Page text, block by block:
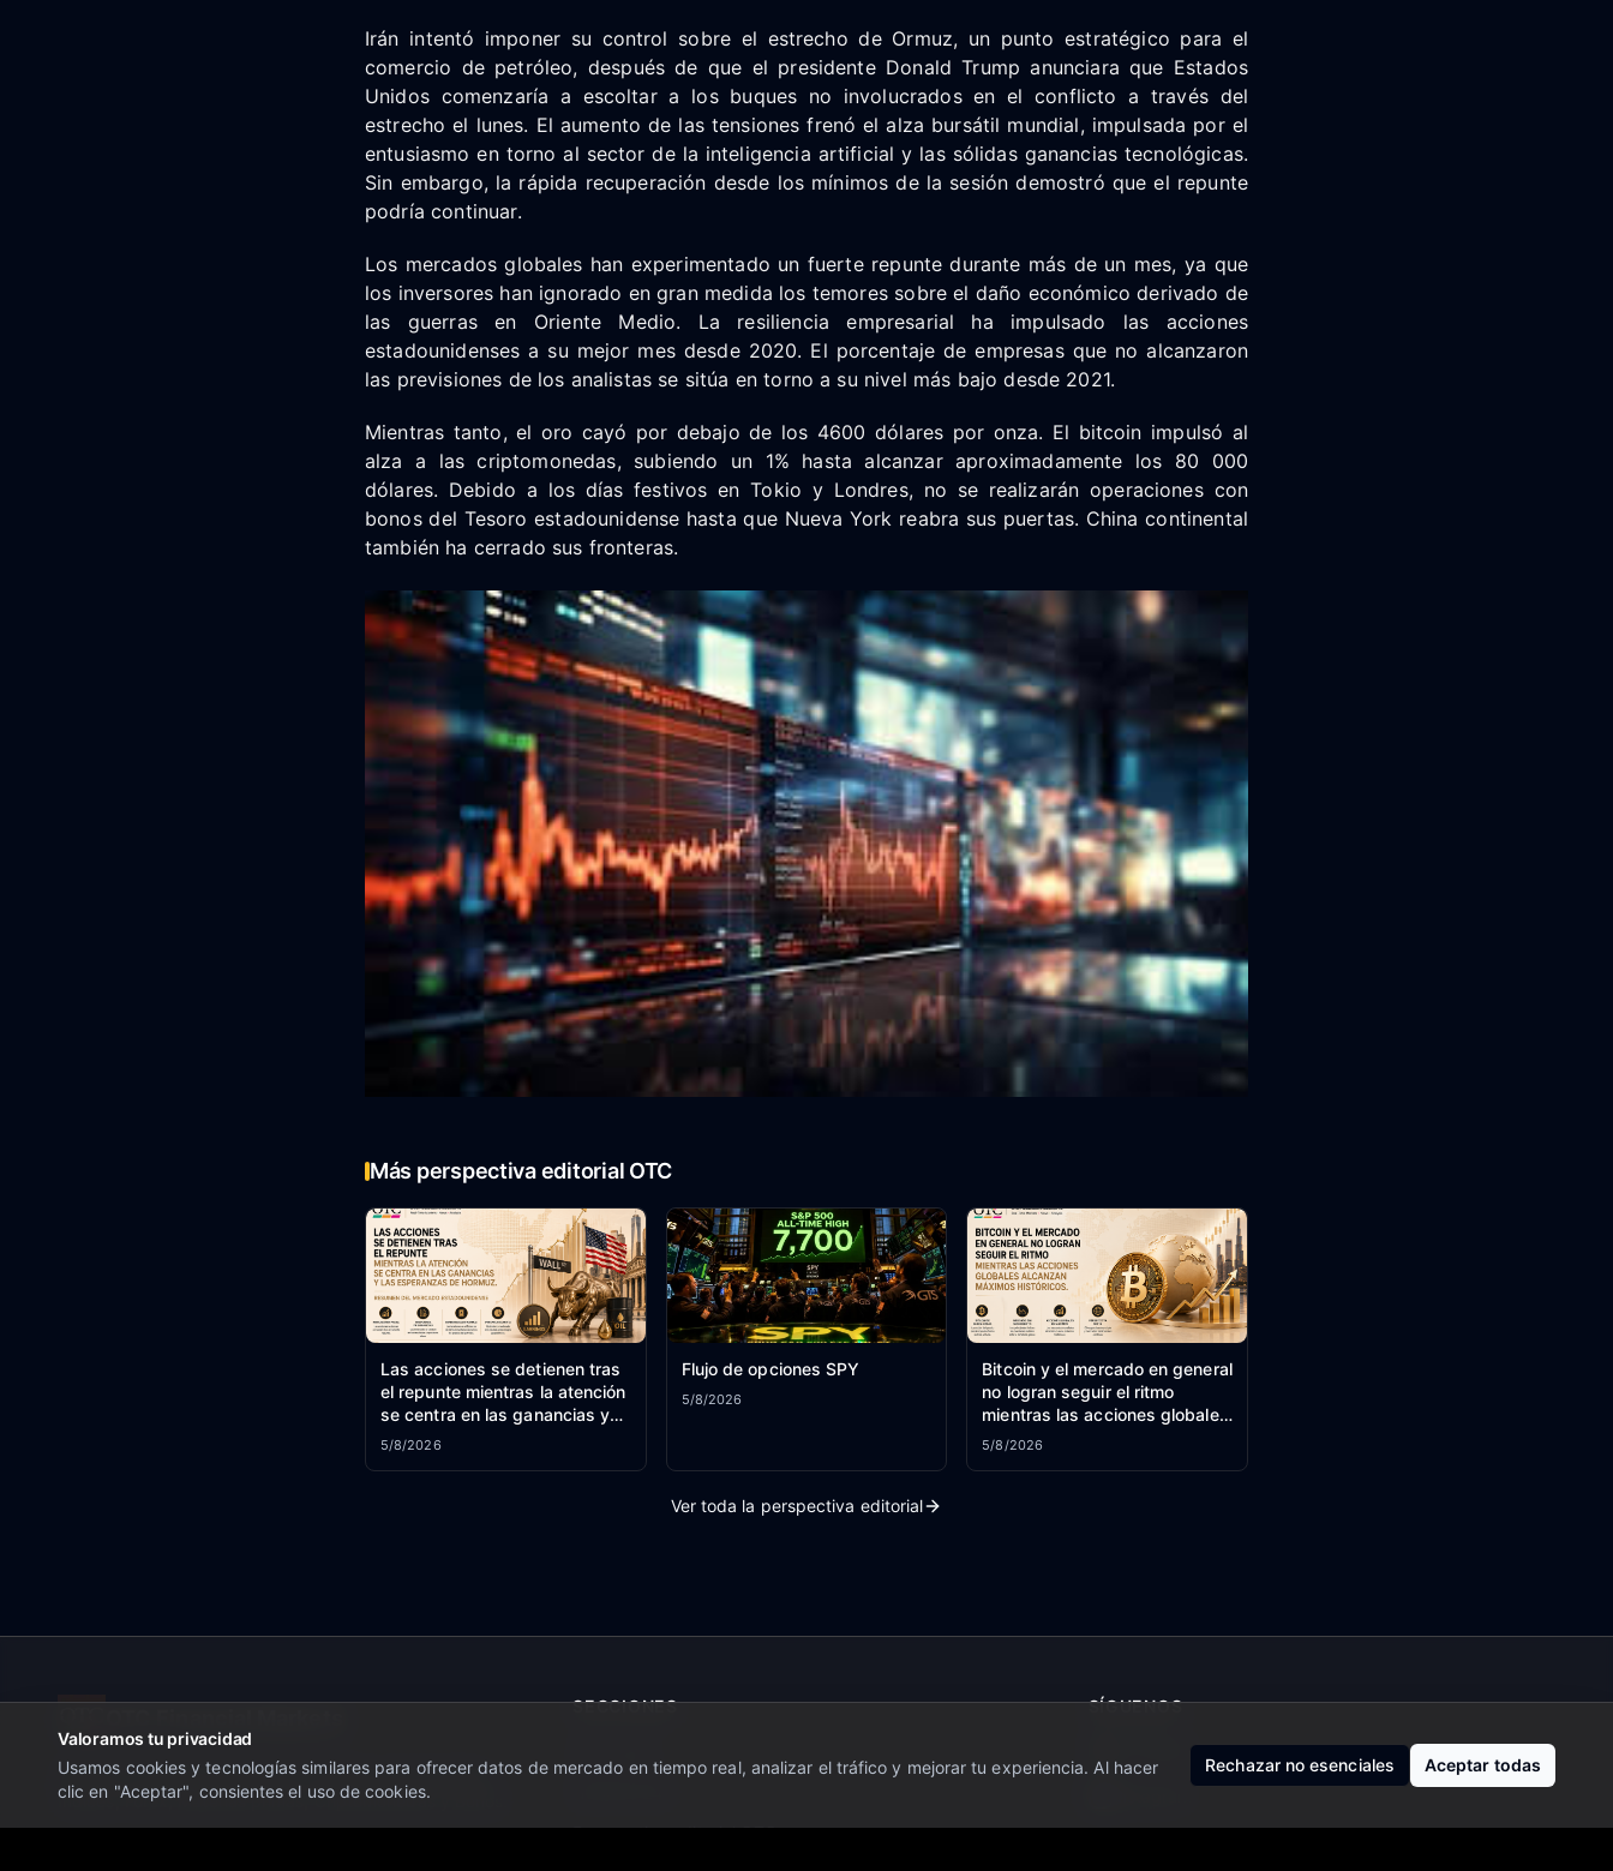
Irán intentó imponer su control sobre el estrecho de Ormuz, un punto estratégico para el
comercio de petróleo, después de que el presidente Donald Trump anunciara que Estados
Unidos comenzaría a escoltar a los buques no involucrados en el conflicto a través del
estrecho el lunes. El aumento de las tensiones frenó el alza bursátil mundial, impulsada por el
entusiasmo en torno al sector de la inteligencia artificial y las sólidas ganancias tecnológicas.
Sin embargo, la rápida recuperación desde los mínimos de la sesión demostró que el repunte
podría continuar.
Los mercados globales han experimentado un fuerte repunte durante más de un mes, ya que
los inversores han ignorado en gran medida los temores sobre el daño económico derivado de
las guerras en Oriente Medio. La resiliencia empresarial ha impulsado las acciones
estadounidenses a su mejor mes desde 2020. El porcentaje de empresas que no alcanzaron
las previsiones de los analistas se sitúa en torno a su nivel más bajo desde 2021.
Mientras tanto, el oro cayó por debajo de los 4600 dólares por onza. El bitcoin impulsó al
alza a las criptomonedas, subiendo un 1% hasta alcanzar aproximadamente los 80 000
dólares. Debido a los días festivos en Tokio y Londres, no se realizarán operaciones con
bonos del Tesoro estadounidense hasta que Nueva York reabra sus puertas. China continental
también ha cerrado sus fronteras.
Más perspectiva editorial OTC
Las acciones se detienen tras
el repunte mientras la atención
se centra en las ganancias y
las esperanzas de Hormuz –
5/8/2026
Flujo de opciones SPY
5/8/2026
Bitcoin y el mercado en general
no logran seguir el ritmo
mientras las acciones globales
alcanzan máximos históricos.
5/8/2026
Ver toda la perspectiva editorial
Noticias y Análisis financieros en tiempo real, Acciones,
Indices, Forex, Materias primas, Criptomonedas y Bonos.
SECCIONES
Perspectiva editorial OTC
SÍGUENOS
X (Twitter)
Valoramos tu privacidad
Usamos cookies y tecnologías similares para ofrecer datos de mercado en tiempo real, analizar el tráfico y mejorar tu experiencia. Al hacer
clic en "Aceptar", consientes el uso de cookies.
Rechazar no esenciales Aceptar todas